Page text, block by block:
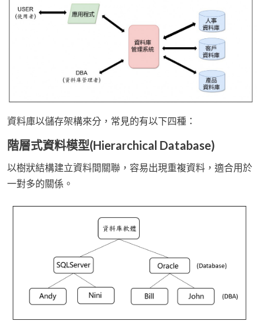
資料庫以儲存架構來分，常見的有以下四種：
階層式資料模型(Hierarchical Database)
以樹狀結構建立資料間關聯，容易出現重複資料，適合用於
一對多的關係。